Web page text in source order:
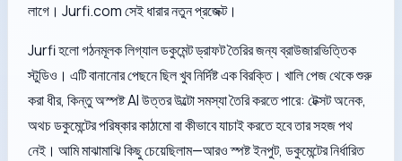
লাগে। Jurfi.com সেই ধারার নতুন প্রজেক্ট।
Jurfi হলো গঠনমূলক লিগ্যাল ডকুমেন্ট ড্রাফট তৈরির জন্য ব্রাউজারভিত্তিক
স্টুডিও। এটি বানানোর পেছনে ছিল খুব নির্দিষ্ট এক বিরক্তি। খালি পেজ থেকে শুরু
করা ধীর, কিন্তু অস্পষ্ট AI উত্তর উল্টো সমস্যা তৈরি করতে পারে: টেক্সট অনেক,
অথচ ডকুমেন্টের পরিষ্কার কাঠামো বা কীভাবে যাচাই করতে হবে তার সহজ পথ
নেই। আমি মাঝামাঝি কিছু চেয়েছিলাম—আরও স্পষ্ট ইনপুট, ডকুমেন্টের নির্ধারিত